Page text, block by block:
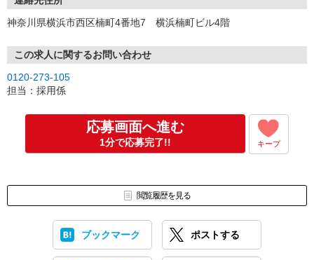
ますようお願い申し上げます。
スタッフ一同、皆様にお会いできる日を
心より楽しみにしております。
神奈川県横浜市西区楠町4番地7 横浜楠町ビル4階
この求人に関するお問い合わせ
0120-273-105
担当：採用係
応募画面へ進む
1分で応募完了!! キープ
閲覧履歴を見る
ブックマーク ポストする